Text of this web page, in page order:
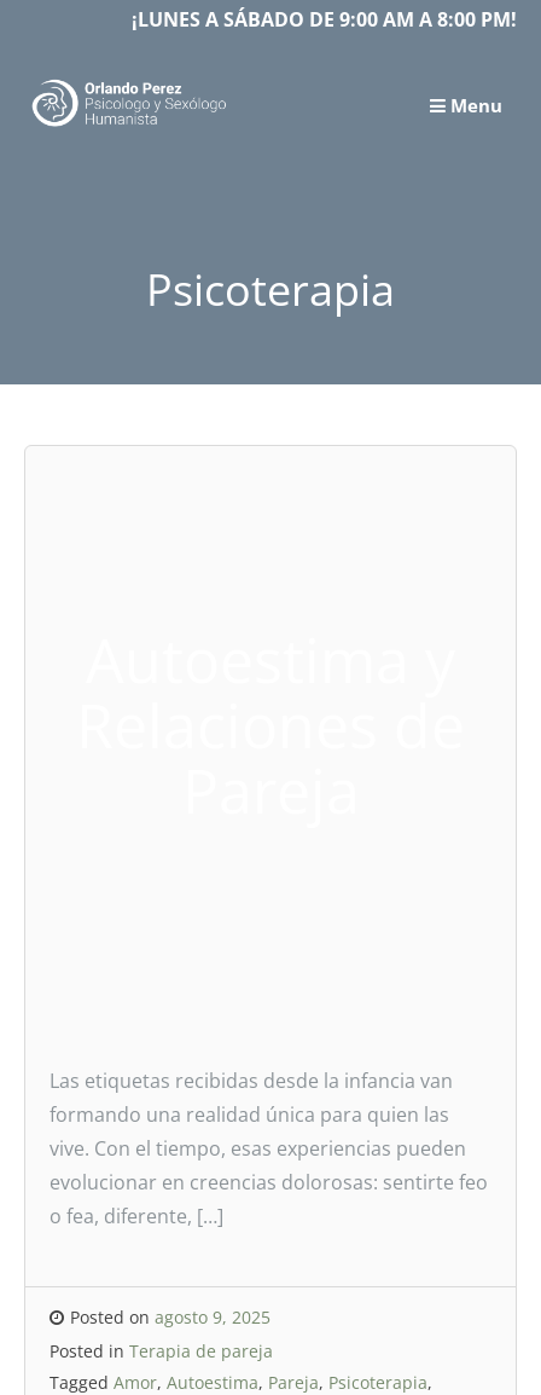
content
¡LUNES A SÁBADO DE 9:00 AM A 8:00 PM!
Menu
Psicoterapia
Las etiquetas recibidas desde la infancia van
formando una realidad única para quien las
vive. Con el tiempo, esas experiencias pueden
evolucionar en creencias dolorosas: sentirte feo
o fea, diferente, […]
Posted on agosto 9, 2025
Posted in Terapia de pareja
Tagged Amor, Autoestima, Pareja, Psicoterapia,